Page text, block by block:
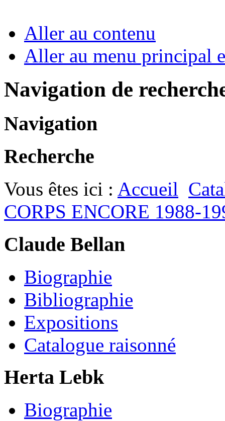
Aller au contenu
Aller au menu principal
Navigation de
Navigation
Recherche
Vous êtes ici : Accueil
CORPS ENCORE 1988-
Claude Bellan
Biographie
Bibliographie
Expositions
Catalogue raisonné
Herta Lebk
Biographie